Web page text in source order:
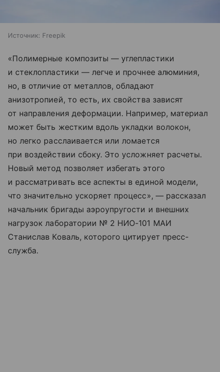
Источник: Freepik
«Полимерные композиты — углепластики
и стеклопластики — легче и прочнее алюминия,
но, в отличие от металлов, обладают
анизотропией, то есть, их свойства зависят
от направления деформации. Например, материал
может быть жестким вдоль укладки волокон,
но легко расслаивается или ломается
при воздействии сбоку. Это усложняет расчеты.
Новый метод позволяет избегать этого
и рассматривать все аспекты в единой модели,
что значительно ускоряет процесс», — рассказал
начальник бригады аэроупругости и внешних
нагрузок лаборатории № 2 НИО-101 МАИ
Станислав Коваль, которого цитирует пресс-
служба.